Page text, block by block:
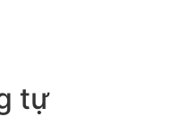
tự